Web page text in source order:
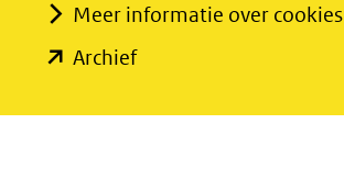
Meer informatie over cookies
Archief(opent